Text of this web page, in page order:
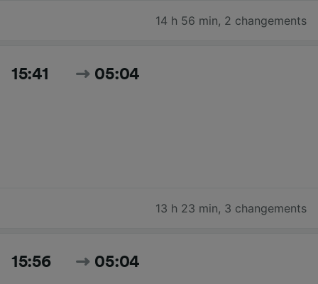
14 h 56 min, 2 changements
15:41 05:04
13 h 23 min, 3 changements
15:56 05:04